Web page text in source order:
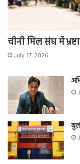
चीनी मिल संघ में
July 17, 2026